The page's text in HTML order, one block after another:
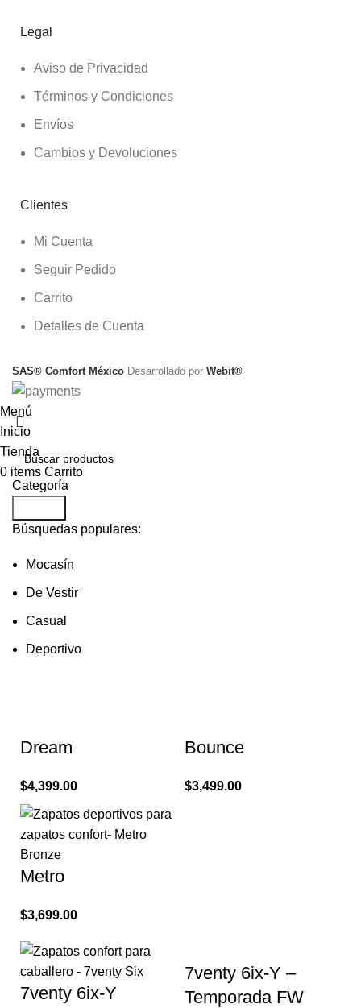
Legal
Aviso de Privacidad
Términos y Condiciones
Envíos
Cambios y Devoluciones
Clientes
Mi Cuenta
Seguir Pedido
Carrito
Detalles de Cuenta
SAS® Comfort México Desarrollado por Webit®
Categoría
Búsquedas populares:
Mocasín
De Vestir
Casual
Deportivo
Dream
$4,399.00
Bounce
$3,499.00
Metro
$3,699.00
7venty 6ix-Y
7venty 6ix-Y –
Temporada FW
Menú
Inicio
Tienda
0 items Carrito